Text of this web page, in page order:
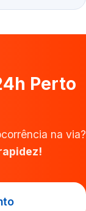
Perto
na via?